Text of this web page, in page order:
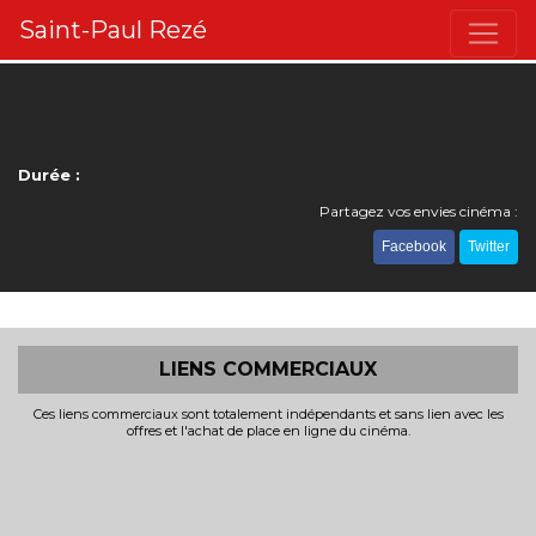
Saint-Paul Rezé
Durée :
Partagez vos envies cinéma :
Facebook Twitter
LIENS COMMERCIAUX
Ces liens commerciaux sont totalement indépendants et sans lien avec les
offres et l'achat de place en ligne du cinéma.